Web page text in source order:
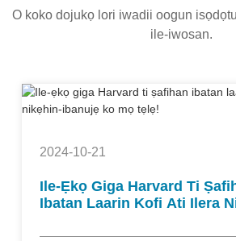
O koko dojukọ lori iwadii oogun
ile-iwosan.
2024-10-21
Ile-Ẹkọ Giga Harvard Ti
Ibatan Laarin Kofi Ati Ilera